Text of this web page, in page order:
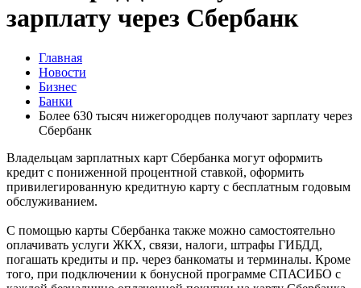
зарплату через Сбербанк
Главная
Новости
Бизнес
Банки
Более 630 тысяч нижегородцев получают зарплату через
Сбербанк
Владельцам зарплатных карт Сбербанка могут оформить
кредит с пониженной процентной ставкой, оформить
привилегированную кредитную карту с бесплатным годовым
обслуживанием.
С помощью карты Сбербанка также можно самостоятельно
оплачивать услуги ЖКХ, связи, налоги, штрафы ГИБДД,
погашать кредиты и пр. через банкоматы и терминалы. Кроме
того, при подключении к бонусной программе СПАСИБО с